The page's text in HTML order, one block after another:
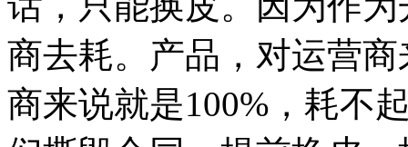
商去耗。产品，对运营
商来说就是100%，耗不